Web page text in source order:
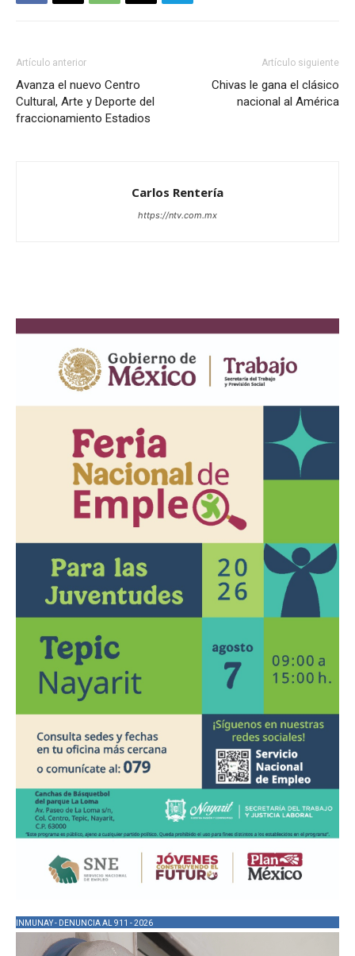
Artículo anterior
Avanza el nuevo Centro
Cultural, Arte y Deporte del
fraccionamiento Estadios
Artículo siguiente
Chivas le gana el clásico
nacional al América
Carlos Rentería
https://ntv.com.mx
INMUNAY - DENUNCIA AL 911 - 2026